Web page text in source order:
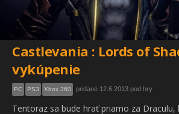
Castlevania : Lords of
vykúpenie
PC PS3 Xbox 360 pridané 12.6.2013 pod hry
Tentoraz sa bude hrať priamo za